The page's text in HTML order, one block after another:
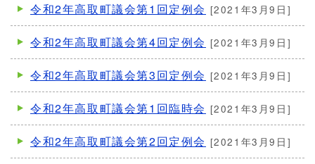
令和2年高取町議会第1回定例会 [2021年3月9日]
令和2年高取町議会第4回定例会 [2021年3月9日]
令和2年高取町議会第3回定例会 [2021年3月9日]
令和2年高取町議会第1回臨時会 [2021年3月9日]
令和2年高取町議会第2回定例会 [2021年3月9日]